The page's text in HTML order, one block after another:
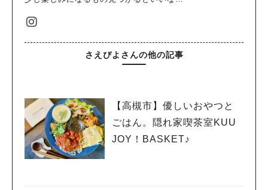
さえぴよさんの他の記事
【高槻市】優しいおやつと
ごはん。隠れ家喫茶室KUU
JOY！BASKET♪